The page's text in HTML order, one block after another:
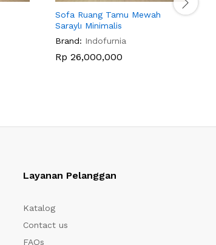
Sofa Ruang Tamu Mewah
Saraylı Minimalis
Brand: Indofurnia
Rp 26,000,000
Layanan Pelanggan
Katalog
Contact us
FAQs